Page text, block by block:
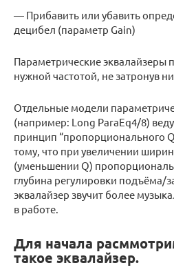
— Прибавить или убавить
децибел (параметр Gain)
Параметрические эквалайзеры
нужной частотой, не затронув
Отдельные модели
(например: Long ParaEq4/8)
принцип “пропорционального
тому, что при увеличении
(уменьшении Q)
глубина регулировки подъёма/
эквалайзер звучит более
в работе.
Для начала
такое эквалайзер.